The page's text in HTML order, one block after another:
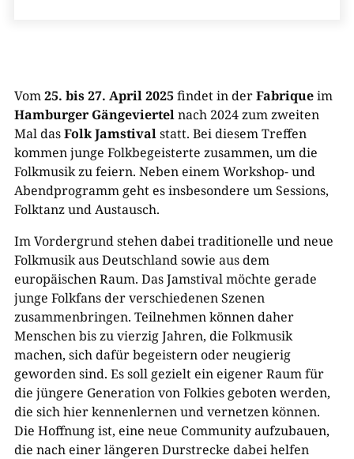
Vom25. bis 27. April 2025findet in derFabriqueim
Hamburger Gängeviertelnach 2024 zum zweiten
Mal dasFolk Jamstivalstatt. Bei diesem Treffen
kommen junge Folkbegeisterte zusammen, um die
Folkmusik zu feiern. Neben einem Workshop- und
Abendprogramm geht es insbesondere um Sessions,
Folktanz und Austausch.
Im Vordergrund stehen dabei traditionelle und neue
Folkmusik aus Deutschland sowie aus dem
europäischen Raum. Das Jamstival möchte gerade
junge Folkfans der verschiedenen Szenen
zusammenbringen. Teilnehmen können daher
Menschen bis zu vierzig Jahren, die Folkmusik
machen, sich dafür begeistern oder neugierig
geworden sind. Es soll gezielt ein eigener Raum für
die jüngere Generation von Folkies geboten werden,
die sich hier kennenlernen und vernetzen können.
Die Hoffnung ist, eine neue Community aufzubauen,
die nach einer längeren Durstrecke dabei helfen